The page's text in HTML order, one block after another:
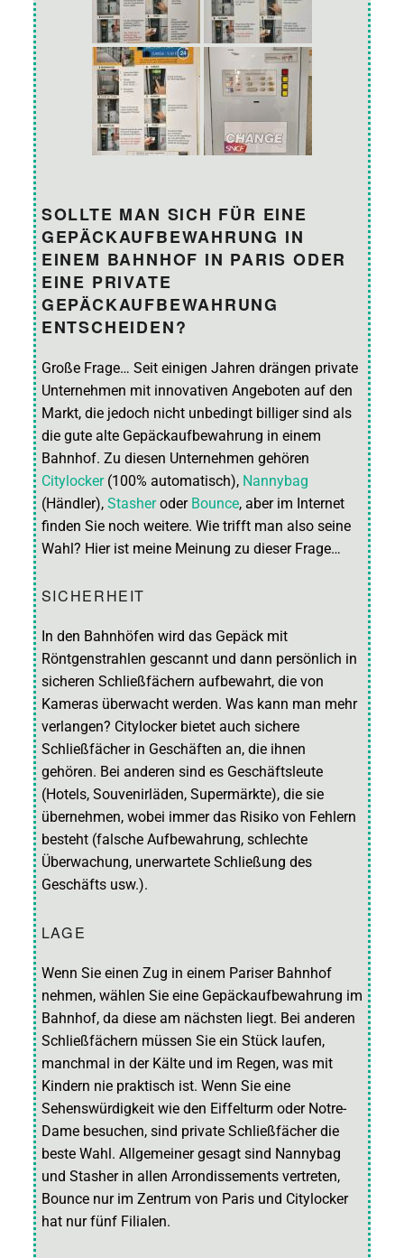
SOLLTE MAN SICH FÜR EINE
GEPÄCKAUFBEWAHRUNG IN
EINEM BAHNHOF IN PARIS ODER
EINE PRIVATE
GEPÄCKAUFBEWAHRUNG
ENTSCHEIDEN?
Große Frage… Seit einigen Jahren drängen private
Unternehmen mit innovativen Angeboten auf den
Markt, die jedoch nicht unbedingt billiger sind als
die gute alte Gepäckaufbewahrung in einem
Bahnhof. Zu diesen Unternehmen gehören
Citylocker(100% automatisch), Nannybag
(Händler), Stasheroder Bounce, aber im Internet
finden Sie noch weitere. Wie trifft man also seine
Wahl? Hier ist meine Meinung zu dieser Frage…
SICHERHEIT
In den Bahnhöfen wird das Gepäck mit
Röntgenstrahlen gescannt und dann persönlich in
sicheren Schließfächern aufbewahrt, die von
Kameras überwacht werden. Was kann man mehr
verlangen? Citylocker bietet auch sichere
Schließfächer in Geschäften an, die ihnen
gehören. Bei anderen sind es Geschäftsleute
(Hotels, Souvenirläden, Supermärkte), die sie
übernehmen, wobei immer das Risiko von Fehlern
besteht (falsche Aufbewahrung, schlechte
Überwachung, unerwartete Schließung des
Geschäfts usw.).
LAGE
Wenn Sie einen Zug in einem Pariser Bahnhof
nehmen, wählen Sie eine Gepäckaufbewahrung im
Bahnhof, da diese am nächsten liegt. Bei anderen
Schließfächern müssen Sie ein Stück laufen,
manchmal in der Kälte und im Regen, was mit
Kindern nie praktisch ist. Wenn Sie eine
Sehenswürdigkeit wie den Eiffelturm oder Notre-
Dame besuchen, sind private Schließfächer die
beste Wahl. Allgemeiner gesagt sind Nannybag
und Stasher in allen Arrondissements vertreten,
Bounce nur im Zentrum von Paris und Citylocker
hat nur fünf Filialen.